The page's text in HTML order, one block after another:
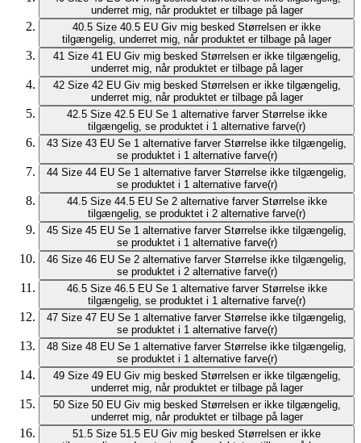
underret mig, når produktet er tilbage på lager
40.5 Size 40.5 EU Giv mig besked Størrelsen er ikke
tilgængelig, underret mig, når produktet er tilbage på lager
41 Size 41 EU Giv mig besked Størrelsen er ikke tilgængelig,
underret mig, når produktet er tilbage på lager
42 Size 42 EU Giv mig besked Størrelsen er ikke tilgængelig,
underret mig, når produktet er tilbage på lager
42.5 Size 42.5 EU Se 1 alternative farver Størrelse ikke
tilgængelig, se produktet i 1 alternative farve(r)
43 Size 43 EU Se 1 alternative farver Størrelse ikke tilgængelig,
se produktet i 1 alternative farve(r)
44 Size 44 EU Se 1 alternative farver Størrelse ikke tilgængelig,
se produktet i 1 alternative farve(r)
44.5 Size 44.5 EU Se 2 alternative farver Størrelse ikke
tilgængelig, se produktet i 2 alternative farve(r)
45 Size 45 EU Se 1 alternative farver Størrelse ikke tilgængelig,
se produktet i 1 alternative farve(r)
46 Size 46 EU Se 2 alternative farver Størrelse ikke tilgængelig,
se produktet i 2 alternative farve(r)
46.5 Size 46.5 EU Se 1 alternative farver Størrelse ikke
tilgængelig, se produktet i 1 alternative farve(r)
47 Size 47 EU Se 1 alternative farver Størrelse ikke tilgængelig,
se produktet i 1 alternative farve(r)
48 Size 48 EU Se 1 alternative farver Størrelse ikke tilgængelig,
se produktet i 1 alternative farve(r)
49 Size 49 EU Giv mig besked Størrelsen er ikke tilgængelig,
underret mig, når produktet er tilbage på lager
50 Size 50 EU Giv mig besked Størrelsen er ikke tilgængelig,
underret mig, når produktet er tilbage på lager
51.5 Size 51.5 EU Giv mig besked Størrelsen er ikke